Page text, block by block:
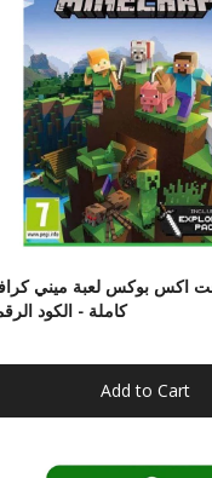
اكس بوكس لعبة ميني
كاملة ​​- الكود
Add to Cart